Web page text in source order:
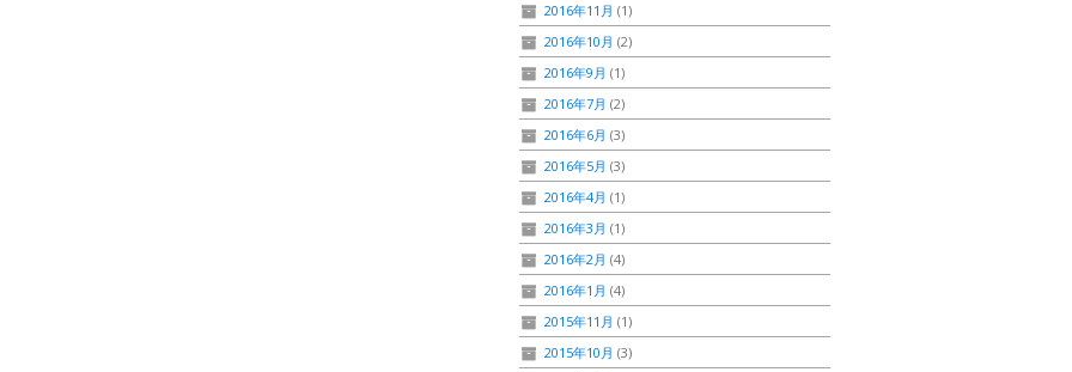
2016年11月 (1)
2016年10月 (2)
2016年9月 (1)
2016年7月 (2)
2016年6月 (3)
2016年5月 (3)
2016年4月 (1)
2016年3月 (1)
2016年2月 (4)
2016年1月 (4)
2015年11月 (1)
2015年10月 (3)